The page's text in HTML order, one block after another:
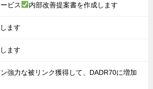
ビス 内部改善提案書を作成します
ます
ます
強力な被リンク獲得して、DADR70に増加